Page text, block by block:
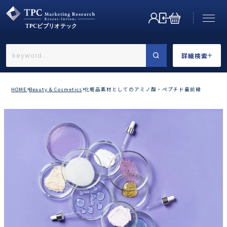
詳細検索
←戻る
業界で選ぶ
カテゴリで選ぶ
HOME Beauty & Cosmetics 化粧品素材としてのアミノ酸・ペプチド最前線